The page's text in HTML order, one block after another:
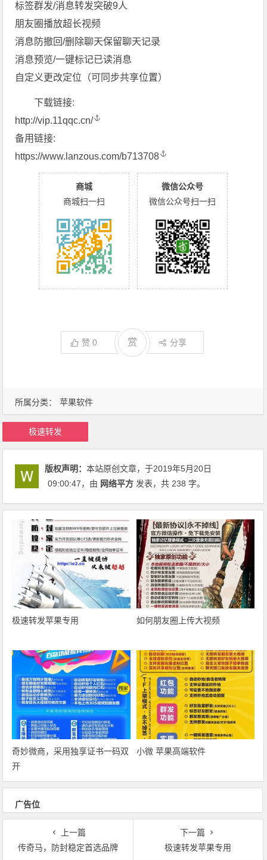
所属分类： 苹果软件
标签群发/消息转发突破9人
朋友圈播放超长视频
消息防撤回/删除聊天保留聊天记录
消息预览/一键标记已读消息
自定义更改定位（可同步共享位置）
下载链接:
http://vip.11qqc.cn/
备用链接:
https://www.lanzous.com/b713708
商城
商城扫一扫
微信公众号
微信公众号扫一扫
赞0 赏 分享
极速转发
版权声明：本站原创文章，于2019年5月20日
09:00:47，由 网络平方 发表，共 238 字。
极速转发苹果专用 如何朋友圈上传大视频
奇妙微商‎，采用独享证书一码双
开
小微 苹果高端软件
广告位
上一篇
传奇马，防封稳定首选品牌
下一篇
极速转发苹果专用